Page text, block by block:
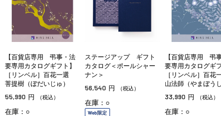
【百貨店専用 弔事・法
要専用カタログギフト】
［リンベル］百花一選
菩提樹（ぼだいじゅ）
55,990 円 （税込）
在庫：○
ステージアップ ギフト
カタログ＜ポールシャー
ナン＞
56,540 円 （税込）
在庫：○
Web限定
【百貨店専用 弔
要専用カタログギ
［リンベル］百
山法師（やまぼう
33,990 円 （税込）
在庫：○